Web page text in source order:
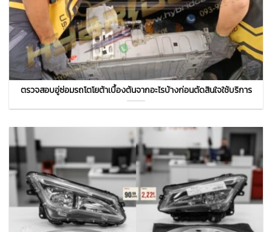
ตรวจสอบอู่ซ่อมรถโตโยต้าเบื้องต้นจากอะไรบ้างก่อนตัดสินใจใช้บริการ